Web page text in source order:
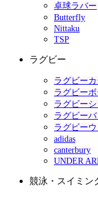
卓球ラバー
Butterfly
Nittaku
TSP
ラグビー
ラグビー
ラグビー
ラグビー
ラグビー
ラグビー
adidas
canterbury
UNDER
競泳・スイミン